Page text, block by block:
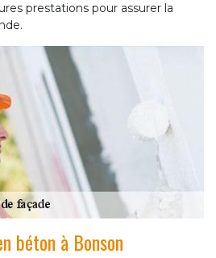
prestations pour assurer la
béton à Bonson